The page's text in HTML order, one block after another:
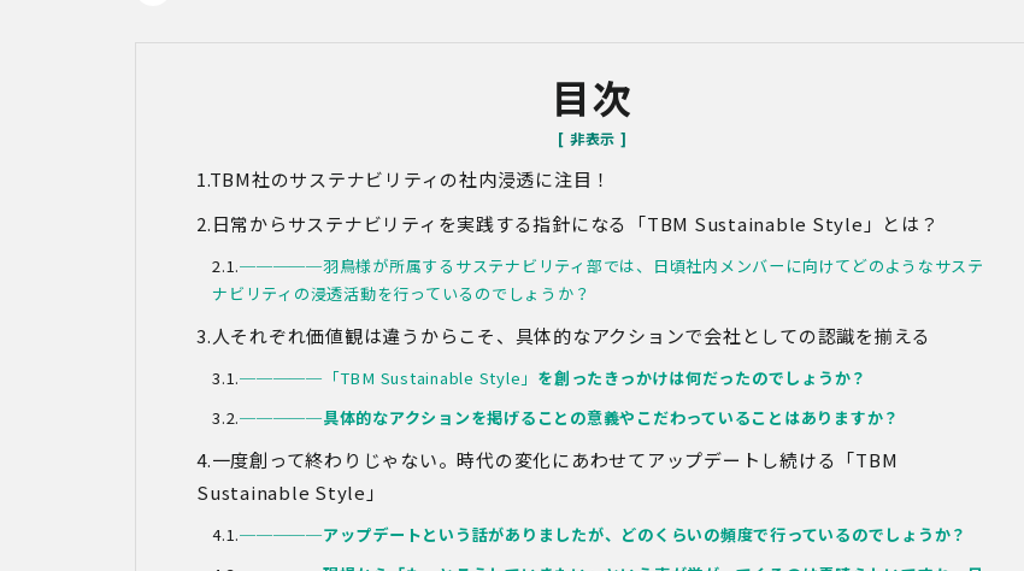
目次
TBM社のサステナビリティの社内浸透に注目！
日常からサステナビリティを実践する指針になる 「TBM Sustainable Style」 とは？
─────羽鳥様が所属するサステナビリティ部では、日頃社内メンバーに向けてどのようなサステ
ナビリティの浸透活動を行っているのでしょうか？
人それぞれ価値観は違うからこそ、具体的なアクションで会社としての認識を揃える
─────「TBM Sustainable Style」 を創ったきっかけは何だったのでしょうか？
─────具体的なアクションを掲げることの意義やこだわっていることはありますか？
一度創って終わりじゃない。時代の変化にあわせてアップデートし続ける 「TBM
Sustainable Style」
─────アップデートという話がありましたが、どのくらいの頻度で行っているのでしょうか？